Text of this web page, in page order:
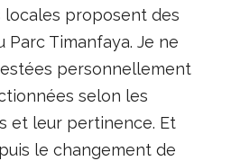
locales proposent des
Parc Timanfaya. Je ne
personnellement
selon les
et leur pertinence. Et
le changement de